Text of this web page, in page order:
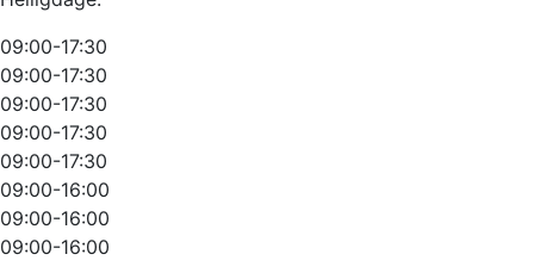
09:00-17:30
09:00-17:30
09:00-17:30
09:00-17:30
09:00-17:30
09:00-16:00
09:00-16:00
09:00-16:00